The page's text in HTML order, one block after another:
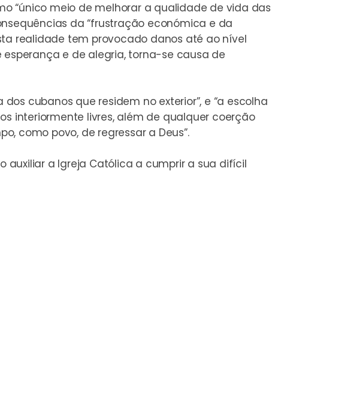
“único meio de melhorar a qualidade de vida das
da “frustração económica e da
realidade tem provocado danos até ao nível
esperança e de alegria, torna-se causa de
cubanos que residem no exterior”, e “a escolha
interiormente livres, além de qualquer coerção
como povo, de regressar a Deus”.
auxiliar a Igreja Católica a cumprir a sua difícil